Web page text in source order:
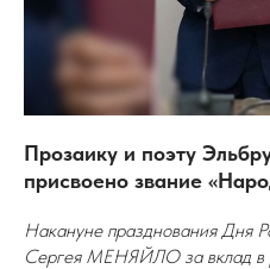
Прозаику и поэту
присвоено звание
Накануне празднования Дня
Сергея МЕНЯЙЛО за вклад в